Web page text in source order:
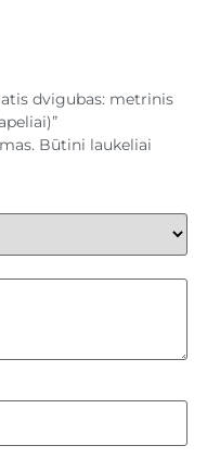
dvigubas: metrinis
Būtini laukeliai